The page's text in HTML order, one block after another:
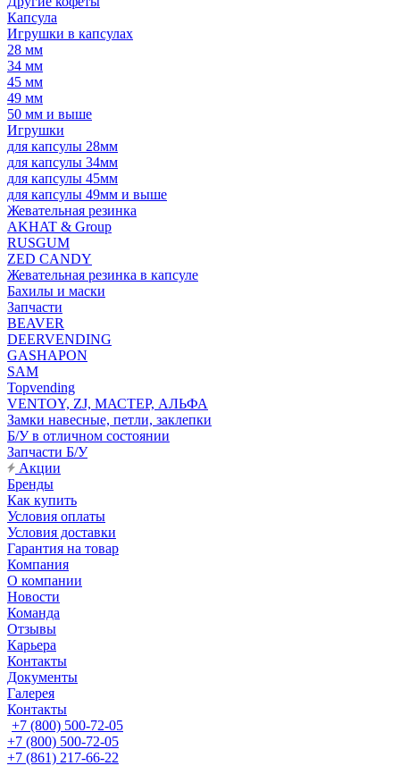
Капсула
Игрушки в капсулах
28 мм
34 мм
45 мм
49 мм
50 мм и выше
Игрушки
для капсулы 28мм
для капсулы 34мм
для капсулы 45мм
для капсулы 49мм и выше
Жевательная резинка
AKHAT & Group
RUSGUM
ZED CANDY
Жевательная резинка в капсуле
Бахилы и маски
Запчасти
BEAVER
DEERVENDING
GASHAPON
SAM
Topvending
VENTOY, ZJ, МАСТЕР, АЛЬФА
Замки навесные, петли, заклепки
Б/У в отличном состоянии
Запчасти Б/У
Акции
Бренды
Как купить
Условия оплаты
Условия доставки
Гарантия на товар
Компания
О компании
Новости
Команда
Отзывы
Карьера
Контакты
Документы
Галерея
Контакты
+7 (800) 500-72-05
+7 (800) 500-72-05
+7 (861) 217-66-22